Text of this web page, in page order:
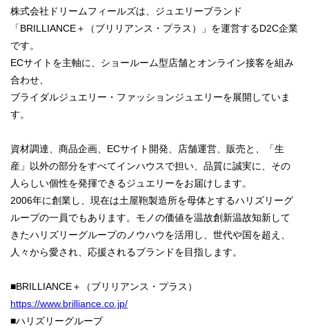
株式会社ドリームフィールズは、ジュエリーブランド
「BRILLIANCE＋（ブリリアンス・プラス）」を運営するD2C企業
です。
ECサイトを主軸に、ショールーム型店舗とオンライン接客を組み
合わせ、
ブライダルジュエリー・ファッションジュエリーを展開していま
す。
資材調達、商品企画、ECサイト開発、店舗運営、販売と、「生
産」以外の部分をすべてインハウスで担い、品質に誠実に、その
人らしい個性を発揮できるジュエリーをお届けします。
2006年に創業し、現在は土屋鞄製造所を母体とするハリズリーグ
ループの一員でもあります。モノの価値を温故創新温故知新して
きたハリズリーグループのノウハウを活用し、世代や国を超え、
人々から愛され、応援されるブランドを目指します。
■BRILLIANCE＋（ブリリアンス・プラス）
https://www.brilliance.co.jp/
■ハリズリーグループ